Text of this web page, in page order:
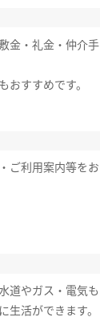
金・礼金・仲介手
おすすめです。
ご利用案内等をお
道やガス・電気も
生活ができます。